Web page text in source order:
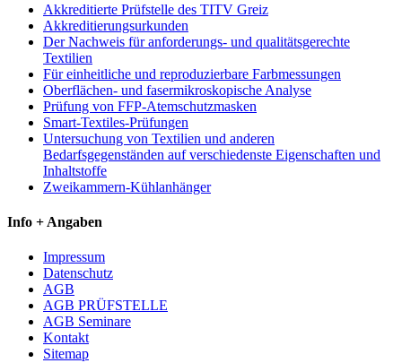
Akkreditierte Prüfstelle des TITV Greiz
Akkreditierungsurkunden
Der Nachweis für anforderungs- und qualitätsgerechte
Textilien
Für einheitliche und reproduzierbare Farbmessungen
Oberflächen- und fasermikroskopische Analyse
Prüfung von FFP-Atemschutzmasken
Smart-Textiles-Prüfungen
Untersuchung von Textilien und anderen
Bedarfsgegenständen auf verschiedenste Eigenschaften und
Inhaltstoffe
Zweikammern-Kühlanhänger
Info + Angaben
Impressum
Datenschutz
AGB
AGB PRÜFSTELLE
AGB Seminare
Kontakt
Sitemap